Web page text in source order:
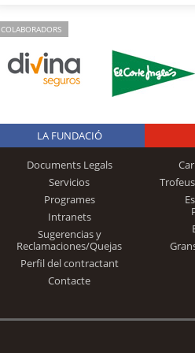
COLABORADORS
LA FUNDACIÓ
Documents Legals
Servicios
Programes
Intranets
Sugerencias y
Reclamaciones/Quejas
Perfil del contractant
Contacte